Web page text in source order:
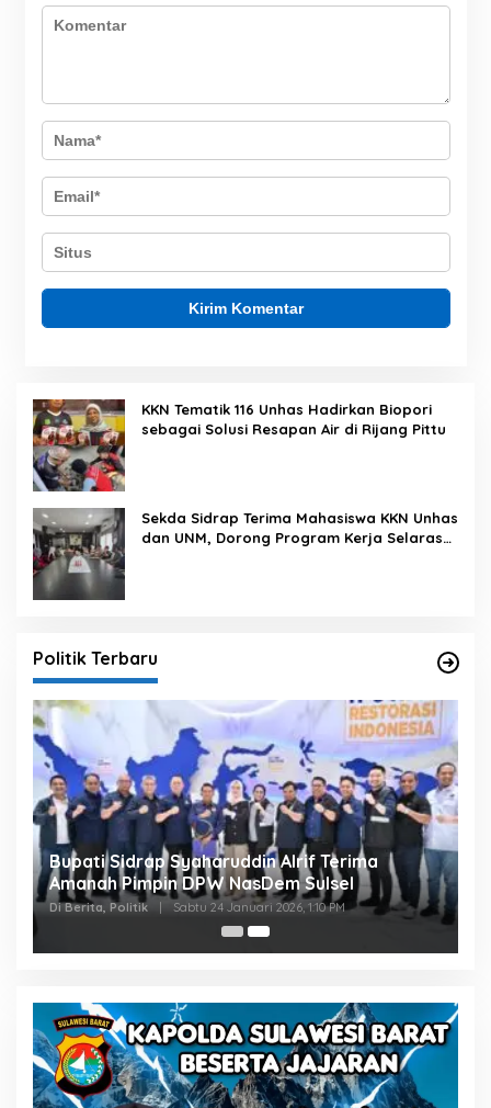
KKN Tematik 116 Unhas Hadirkan Biopori
sebagai Solusi Resapan Air di Rijang Pittu
Sekda Sidrap Terima Mahasiswa KKN Unhas
dan UNM, Dorong Program Kerja Selaras
Politik Terbaru
Bupati Sidrap Syaharuddin Alrif Terima
Amanah Pimpin DPW NasDem Sulsel
Di Berita, Politik | Sabtu 24 Januari 2026, 1:10 PM